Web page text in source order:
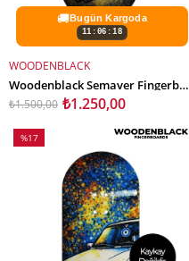
🚚Bugün Kargoda
11:06:16
SEPETE EKLE
WOODENBLACK
Woodenblack Semaver Fingerboard Deck
₺1.250,00
₺1.500,00
%17